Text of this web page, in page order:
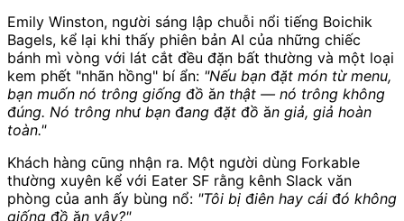
Emily Winston, người sáng lập chuỗi nổi tiếng Boichik
Bagels, kể lại khi thấy phiên bản AI của những chiếc
bánh mì vòng với lát cắt đều đặn bất thường và một loại
kem phết "nhãn hồng" bí ẩn: "Nếu bạn đặt món từ menu,
bạn muốn nó trông giống đồ ăn thật — nó trông không
đúng. Nó trông như bạn đang đặt đồ ăn giả, giả hoàn
toàn."
Khách hàng cũng nhận ra. Một người dùng Forkable
thường xuyên kể với Eater SF rằng kênh Slack văn
phòng của anh ấy bùng nổ: "Tôi bị điên hay cái đó không
giống đồ ăn vậy?"